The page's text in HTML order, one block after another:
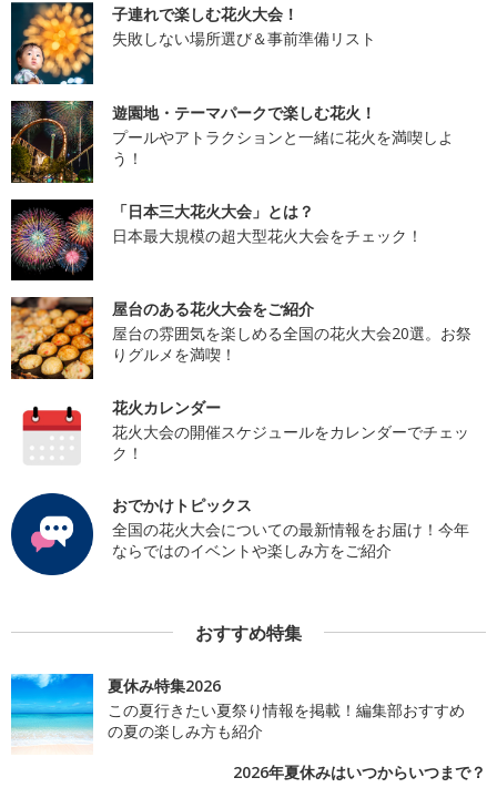
子連れで楽しむ花火大会！
失敗しない場所選び＆事前準備リスト
遊園地・テーマパークで楽しむ花火！
プールやアトラクションと一緒に花火を満喫しよ
う！
「日本三大花火大会」とは？
日本最大規模の超大型花火大会をチェック！
屋台のある花火大会をご紹介
屋台の雰囲気を楽しめる全国の花火大会20選。お祭
りグルメを満喫！
花火カレンダー
花火大会の開催スケジュールをカレンダーでチェッ
ク！
おでかけトピックス
全国の花火大会についての最新情報をお届け！今年
ならではのイベントや楽しみ方をご紹介
おすすめ特集
夏休み特集2026
この夏行きたい夏祭り情報を掲載！編集部おすすめ
の夏の楽しみ方も紹介
2026年夏休みはいつからいつまで？